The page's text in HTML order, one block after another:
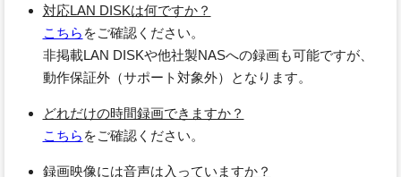
対応LAN DISKは何ですか？
こちら をご確認ください。
非掲載LAN DISKや他社製NASへの録画も可能ですが、
動作保証外（サポート対象外）となります。
どれだけの時間録画できますか？
こちら をご確認ください。
録画映像には音声は入っていますか？